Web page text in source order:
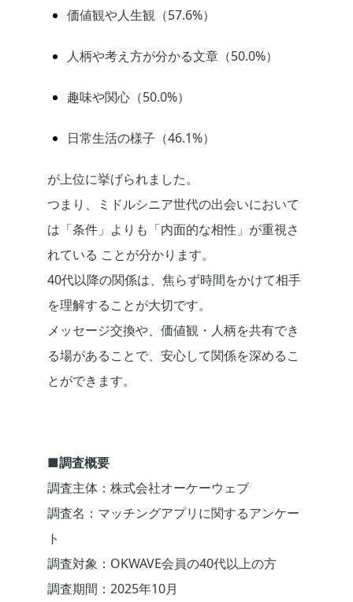
価値観や人生観（57.6%）
人柄や考え方が分かる文章（50.0%）
趣味や関心（50.0%）
日常生活の様子（46.1%）
が上位に挙げられました。
つまり、ミドルシニア世代の出会いにおいて
は「条件」よりも「内面的な相性」が重視さ
れている ことが分かります。
40代以降の関係は、焦らず時間をかけて相手
を理解することが大切です。
メッセージ交換や、価値観・人柄を共有でき
る場があることで、安心して関係を深めるこ
とができます。
■調査概要
調査主体：株式会社オーケーウェブ
調査名：マッチングアプリに関するアンケー
ト
調査対象：OKWAVE会員の40代以上の方
調査期間：2025年10月